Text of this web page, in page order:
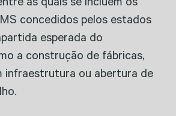
as quais se incluem os
concedidos pelos estados
esperada do
a construção de fábricas,
infraestrutura ou abertura de